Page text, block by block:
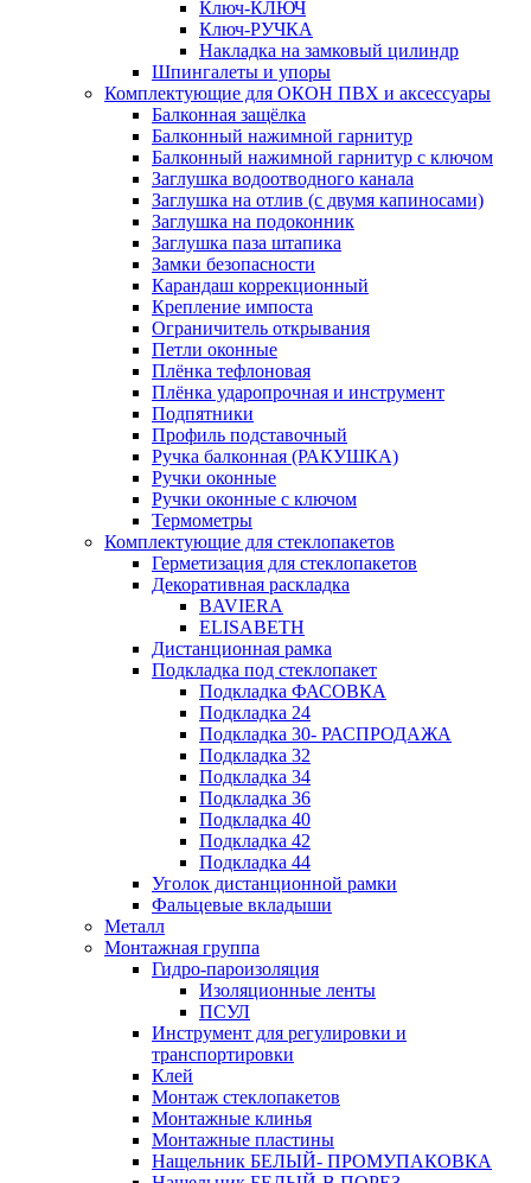
Ключ-КЛЮЧ
Ключ-РУЧКА
Накладка на замковый цилиндр
Шпингалеты и упоры
Комплектующие для ОКОН ПВХ и аксессуары
Балконная защёлка
Балконный нажимной гарнитур
Балконный нажимной гарнитур с ключом
Заглушка водоотводного канала
Заглушка на отлив (с двумя капиносами)
Заглушка на подоконник
Заглушка паза штапика
Замки безопасности
Карандаш коррекционный
Крепление импоста
Ограничитель открывания
Петли оконные
Плёнка тефлоновая
Плёнка ударопрочная и инструмент
Подпятники
Профиль подставочный
Ручка балконная (РАКУШКА)
Ручки оконные
Ручки оконные с ключом
Термометры
Комплектующие для стеклопакетов
Герметизация для стеклопакетов
Декоративная раскладка
BAVIERA
ELISABETH
Дистанционная рамка
Подкладка под стеклопакет
Подкладка ФАСОВКА
Подкладка 24
Подкладка 30- РАСПРОДАЖА
Подкладка 32
Подкладка 34
Подкладка 36
Подкладка 40
Подкладка 42
Подкладка 44
Уголок дистанционной рамки
Фальцевые вкладыши
Металл
Монтажная группа
Гидро-пароизоляция
Изоляционные ленты
ПСУЛ
Инструмент для регулировки и
транспортировки
Клей
Монтаж стеклопакетов
Монтажные клинья
Монтажные пластины
Нащельник БЕЛЫЙ- ПРОМУПАКОВКА